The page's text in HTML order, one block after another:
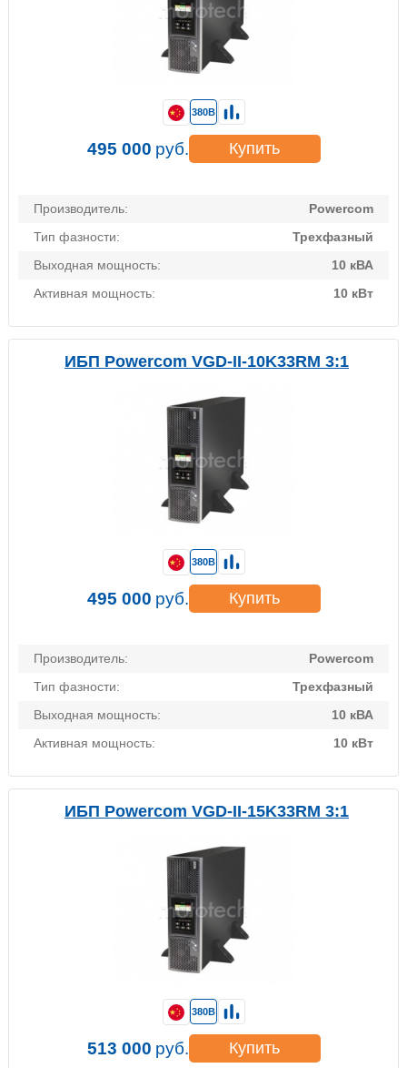
Производитель:
Powercom
Тип фазности:
Трехфазный
Выходная мощность:
10 кВА
Активная мощность:
10 кВт
380В
495 000 руб. Купить
ИБП Powercom VGD-II-10K33RM 3:1
Производитель:
Powercom
Тип фазности:
Трехфазный
Выходная мощность:
10 кВА
Активная мощность:
10 кВт
380В
495 000 руб. Купить
ИБП Powercom VGD-II-15K33RM 3:1
380В
513 000 руб. Купить